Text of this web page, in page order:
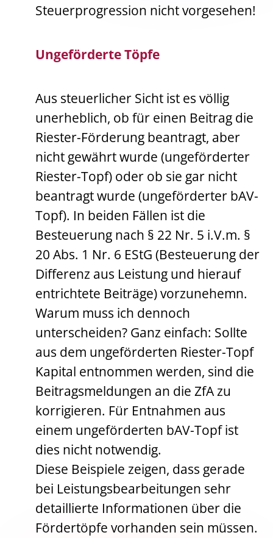
Steuerprogression nicht vorgesehen!
Ungeförderte Töpfe
Aus steuerlicher Sicht ist es völlig
unerheblich, ob für einen Beitrag die
Riester-Förderung beantragt, aber
nicht gewährt wurde (ungeförderter
Riester-Topf) oder ob sie gar nicht
beantragt wurde (ungeförderter bAV-
Topf). In beiden Fällen ist die
Besteuerung nach § 22 Nr. 5 i.V.m. §
20 Abs. 1 Nr. 6 EStG (Besteuerung der
Differenz aus Leistung und hierauf
entrichtete Beiträge) vorzunehemn.
Warum muss ich dennoch
unterscheiden? Ganz einfach: Sollte
aus dem ungeförderten Riester-Topf
Kapital entnommen werden, sind die
Beitragsmeldungen an die ZfA zu
korrigieren. Für Entnahmen aus
einem ungeförderten bAV-Topf ist
dies nicht notwendig.
Diese Beispiele zeigen, dass gerade
bei Leistungsbearbeitungen sehr
detaillierte Informationen über die
Fördertöpfe vorhanden sein müssen.